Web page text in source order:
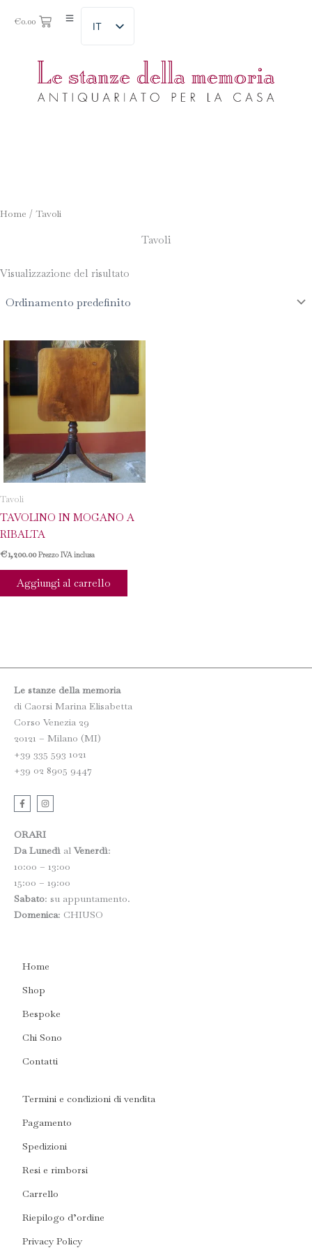
€0.00 IT
Home / Tavoli
Tavoli
Visualizzazione del risultato
Tavoli
TAVOLINO IN MOGANO A
RIBALTA
€1,200.00 Prezzo IVA inclusa
Aggiungi al carrello
Le stanze della memoria
di Caorsi Marina Elisabetta
Corso Venezia 29
20121 – Milano (MI)
+39 335 593 1021
+39 02 8905 9447
F
a
c
b
o
o
k
-
I
n
s
a
g
r
a
m
ORARI
Da Lunedì al Venerdì:
10:00 – 13:00
15:00 – 19:00
Sabato: su appuntamento.
Domenica: CHIUSO
Home
Shop
Bespoke
Chi Sono
Contatti
Termini e condizioni di vendita
Pagamento
Spedizioni
Resi e rimborsi
Carrello
Riepilogo d’ordine
Privacy Policy